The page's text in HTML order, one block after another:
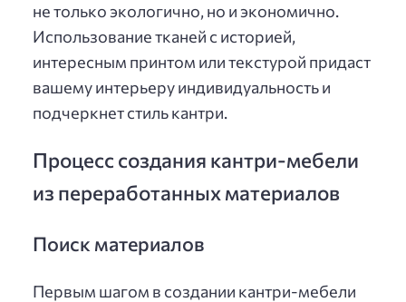
не только экологично, но и экономично.
Использование тканей с историей,
интересным принтом или текстурой придаст
вашему интерьеру индивидуальность и
подчеркнет стиль кантри.
Процесс создания кантри-мебели
из переработанных материалов
Поиск материалов
Первым шагом в создании кантри-мебели